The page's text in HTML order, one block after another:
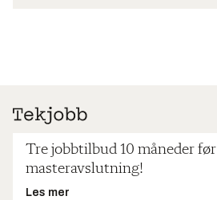
Tre jobbtilbud 10 måneder før
masteravslutning!
Les mer